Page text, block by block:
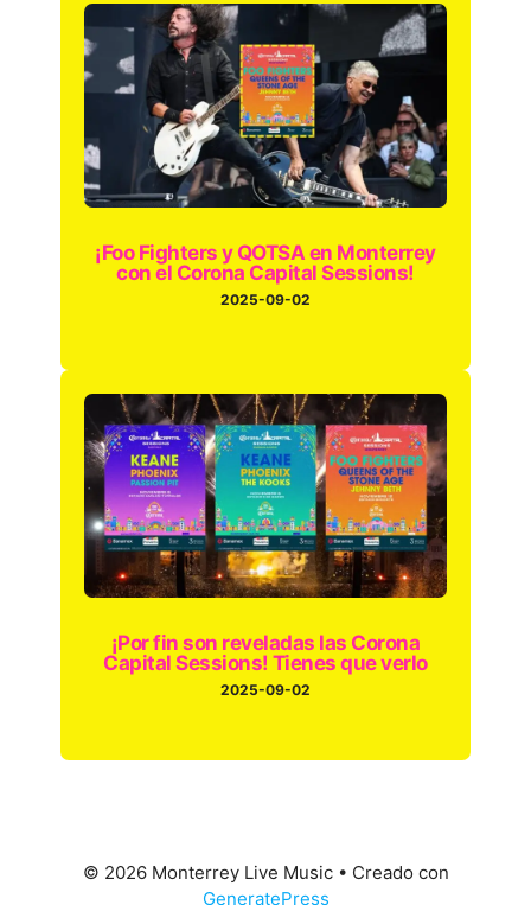
¡Foo Fighters y QOTSA en Monterrey
con el Corona Capital Sessions!
2025-09-02
¡Por fin son reveladas las Corona
Capital Sessions! Tienes que verlo
2025-09-02
© 2026 Monterrey Live Music• Creado con
GeneratePress